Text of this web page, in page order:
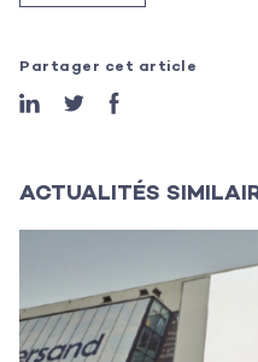
Les actualités
Contact
Partager cet article
ACTUALITÉS